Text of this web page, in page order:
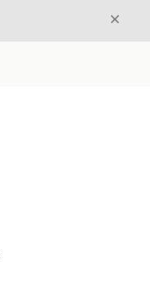
Fechar